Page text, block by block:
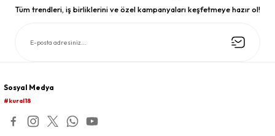
Tüm trendleri, iş birliklerini ve özel kampanyaları keşfetmeye hazır ol!
Sosyal Medya
#kural18